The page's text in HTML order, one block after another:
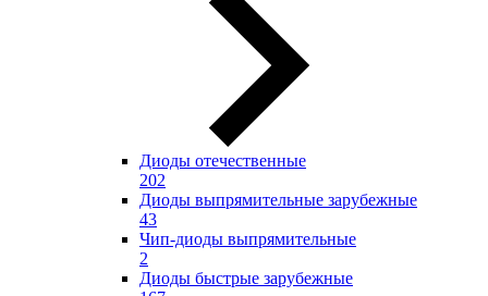
Диоды отечественные
202
Диоды выпрямительные зарубежные
43
Чип-диоды выпрямительные
2
Диоды быстрые зарубежные